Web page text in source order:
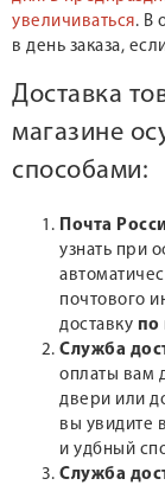
увеличиваться. В
в день заказа,
Доставка
магазине
способами:
Почта
узнать при
почтового
доставку по
Служба
оплаты вам
двери или
вы увидите
и удбный
Служба